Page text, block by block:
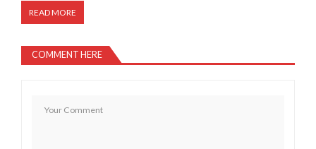
READ MORE
COMMENT HERE